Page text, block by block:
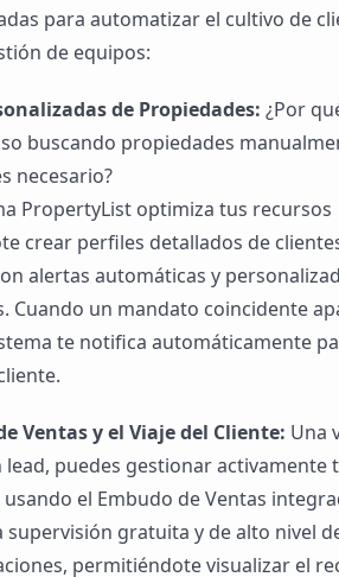
para automatizar el cultivo de
de equipos:
de Propiedades: ¿Por
buscando propiedades
necesario?
PropertyList optimiza tus recursos
crear perfiles detallados de
alertas automáticas y
Cuando un mandato coincidente
te notifica automáticamente
Ventas y el Viaje del Cliente: Una
lead, puedes gestionar activamente
usando el Embudo de Ventas
gratuita y de alto nivel
permitiéndote visualizar el